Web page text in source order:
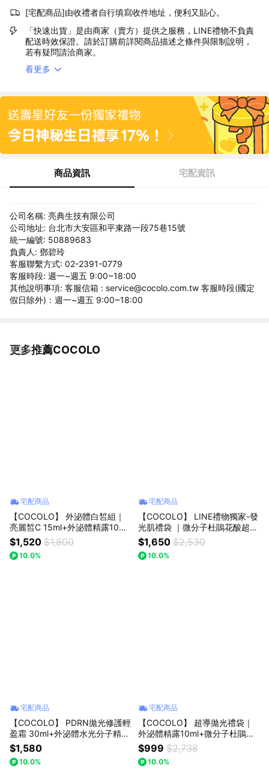
[宅配商品]由收禮者自行填寫收件地址，便利又貼心。
「快速出貨」是由商家（賣方）提供之服務，LINE禮物不負責
配送時效保證。請於訂購前詳閱商品描述之條件與限制說明，
若有疑問請洽商家。
看更多
商品資訊 宅配資訊
公司名稱: 亮典生技有限公司
公司地址: 台北市大安區和平東路一段75巷15號
統一編號: 50889683
負責人: 鄧碧玲
客服聯繫方式: 02-2391-0779
客服時段: 週一~週五 9:00~18:00
其他說明事項: 客服信箱 : service@cocolo.com.tw 客服時段(國定
假日除外)：週一~週五 9:00~18:00
更多推薦COCOLO
看更多
宅配商品
【COCOLO】 外泌體白皙組｜
亮麗皙C 15ml+外泌體精露10ml
(20%維他命C精華/外泌體精華)
$1,520 $1,800
10.0%
宅配商品
【COCOLO】 LINE禮物獨家-發
光肌禮袋 ｜微分子杜鵑花酸超導
精萃30ml+外泌體精露10ml
$1,650 $2,530
10.0%
宅配商品
【COCOLO】 PDRN拋光修護輕
盈霜 30ml+外泌體水光分子精露
10ml 附禮物袋
$1,580
10.0%
宅配商品
【COCOLO】 超導拋光禮袋｜
外泌體精露10ml+微分子杜鵑花
酸超導精萃10ml+PDRN拋光霜1
0ml+潔顏霜10g 附束口袋
$999 $2,738
10.0%